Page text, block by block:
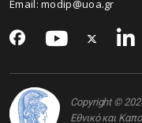
Email:modip@uoa.gr
Copyright ©
Εθνικό και